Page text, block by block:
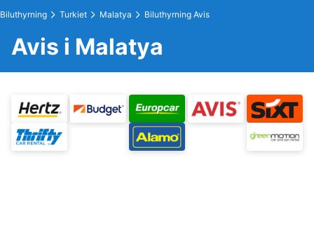
Biluthyrning Turkiet Malatya Biluthyrning Avis
Avis i Malatya